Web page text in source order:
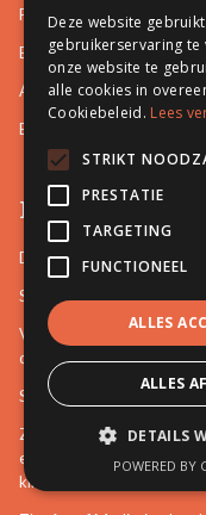
Familiale Bemiddeling
Burgerlijke en
Arbeidsrelaties en Sociale
Bemiddeling in
Permanente
De startbasis als erkend
Starten als bemiddelaar na
Vertrouwenspersoon van
december 2026 (Dag 3+4)
Stem van het kind en
Zien, weten, handelen:
een bijdrage te leveren
kindermisbruik (online)
Deze website
gebruikerservaring
onze website te
alle cookies in
Cookiebeleid. Lees
STRIKT
PRESTATIE
TARGETING
FUNCTIONEEL
ALLES
ALLES
DETAILS
POWERED BY